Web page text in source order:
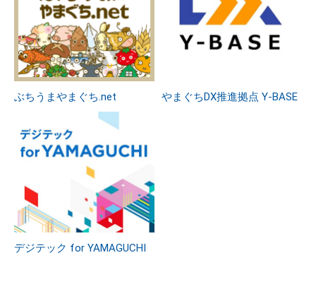
ぶちうまやまぐち.net やまぐちDX推進拠点 Y-BASE
デジテック for YAMAGUCHI